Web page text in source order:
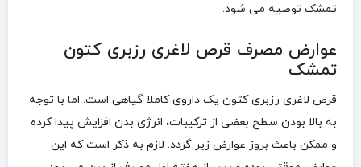
تمشک توصیه می شود.
عوارض مصرف قرص لاغری رزبری کتون
تمشک
قرص لاغری رزبری کتون یک داروی کاملا گیاهی است. اما با توجه
به بالا بودن سطح بعضی از ترکیبات، انرژی بدن افزایش پیدا کرده
و ممکن باعث بروز عوارض زیر گردد. لازم به ذکر است که این